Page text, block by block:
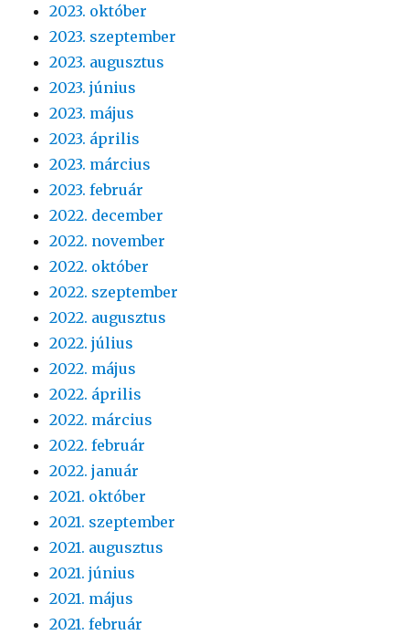
2023. október
2023. szeptember
2023. augusztus
2023. június
2023. május
2023. április
2023. március
2023. február
2022. december
2022. november
2022. október
2022. szeptember
2022. augusztus
2022. július
2022. május
2022. április
2022. március
2022. február
2022. január
2021. október
2021. szeptember
2021. augusztus
2021. június
2021. május
2021. február